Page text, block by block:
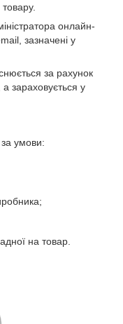
онлайн-
зазначені у
за рахунок
зараховується у
умови:
на товар.